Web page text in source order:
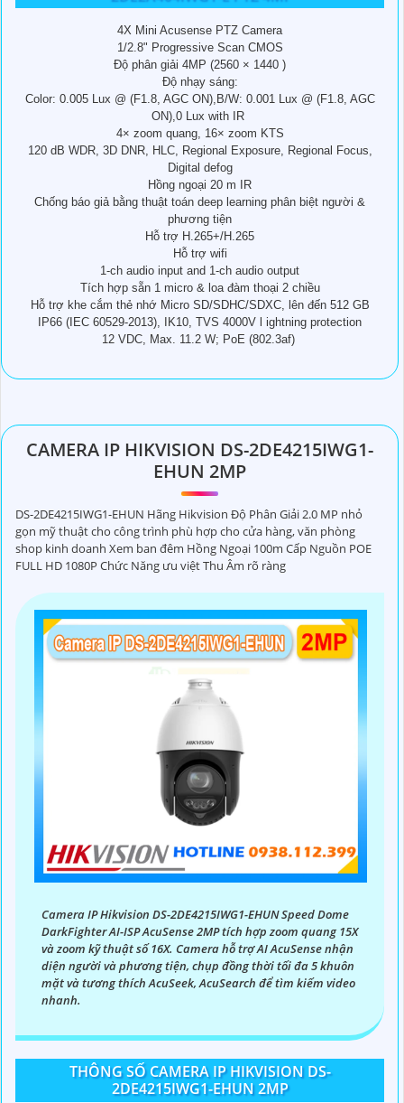
4X Mini Acusense PTZ Camera
1/2.8" Progressive Scan CMOS
Độ phân giải 4MP (2560 × 1440 )
Độ nhạy sáng:
Color: 0.005 Lux @ (F1.8, AGC ON),B/W: 0.001 Lux @ (F1.8, AGC
ON),0 Lux with IR
4× zoom quang, 16× zoom KTS
120 dB WDR, 3D DNR, HLC, Regional Exposure, Regional Focus,
Digital defog
Hồng ngoại 20 m IR
Chống báo giả bằng thuật toán deep learning phân biệt người &
phương tiện
Hỗ trợ H.265+/H.265
Hỗ trợ wifi
1-ch audio input and 1-ch audio output
Tích hợp sẵn 1 micro & loa đàm thoại 2 chiều
Hỗ trợ khe cắm thẻ nhớ Micro SD/SDHC/SDXC, lên đến 512 GB
IP66 (IEC 60529-2013), IK10, TVS 4000V l ightning protection
12 VDC, Max. 11.2 W; PoE (802.3af)
CAMERA IP HIKVISION DS-2DE4215IWG1-
EHUN 2MP
DS-2DE4215IWG1-EHUN Hãng Hikvision Độ Phân Giải 2.0 MP nhỏ
gọn mỹ thuật cho công trình phù hợp cho cửa hàng, văn phòng
shop kinh doanh Xem ban đêm Hồng Ngoại 100m Cấp Nguồn POE
FULL HD 1080P Chức Năng ưu việt Thu Âm rõ ràng
Camera IP Hikvision DS-2DE4215IWG1-EHUN Speed Dome
DarkFighter AI-ISP AcuSense 2MP tích hợp zoom quang 15X
và zoom kỹ thuật số 16X. Camera hỗ trợ AI AcuSense nhận
diện người và phương tiện, chụp đồng thời tối đa 5 khuôn
mặt và tương thích AcuSeek, AcuSearch để tìm kiếm video
nhanh.
THÔNG SỐ CAMERA IP HIKVISION DS-
2DE4215IWG1-EHUN 2MP